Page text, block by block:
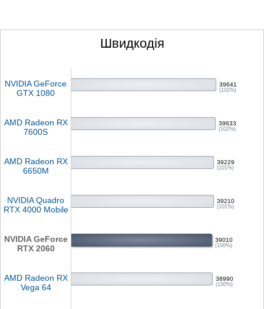
Швидкодія
NVIDIA GeForce
GTX 1080
39641
(102%)
AMD Radeon RX
7600S
39633
(102%)
AMD Radeon RX
6650M
39229
(101%)
NVIDIA Quadro
RTX 4000 Mobile
39210
(101%)
NVIDIA GeForce
RTX 2060
39010
(100%)
AMD Radeon RX
Vega 64
38990
(100%)